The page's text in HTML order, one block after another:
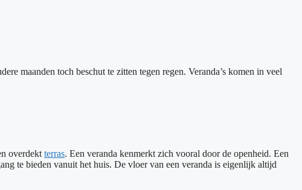
maanden toch beschut te zitten tegen regen. Veranda’s komen in veel
overdektterras. Een veranda kenmerkt zich vooral door de openheid. Een
te bieden vanuit het huis. De vloer van een veranda is eigenlijk altijd